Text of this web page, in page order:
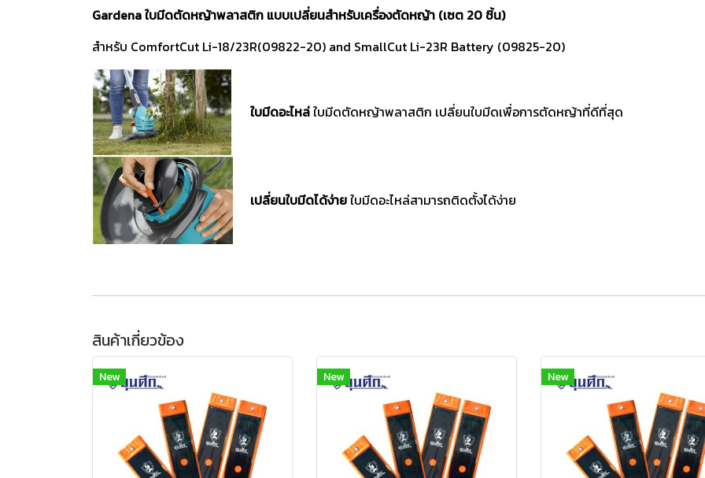
Gardena ใบมีดตัดหญ้าพลาสติก แบบเปลี่ยนสำหรับเครื่องตัดหญ้า (เซต 20 ชิ้น)
สำหรับ ComfortCut Li-18/23R(09822-20) and SmallCut Li-23R Battery (09825-20)
ใบมีดอะไหล่ใบมีดตัดหญ้าพลาสติก เปลี่ยนใบมีดเพื่อการตัดหญ้าที่ดีที่สุด
เปลี่ยนใบมีดได้ง่ายใบมีดอะไหล่สามารถติดตั้งได้ง่าย
สินค้าเกี่ยวข้อง
New New New